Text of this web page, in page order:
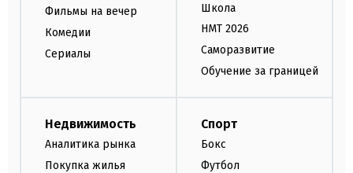
Фильмы на вечер
Комедии
Сериалы
Школа
НМТ 2026
Саморазвитие
Обучение за границей
Недвижимость
Аналитика рынка
Покупка жилья
Спорт
Бокс
Футбол